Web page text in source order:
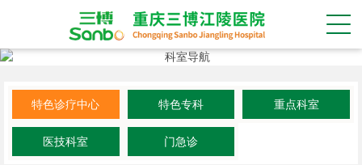
特色诊疗中心 特色专科 重点科室
医技科室 门急诊